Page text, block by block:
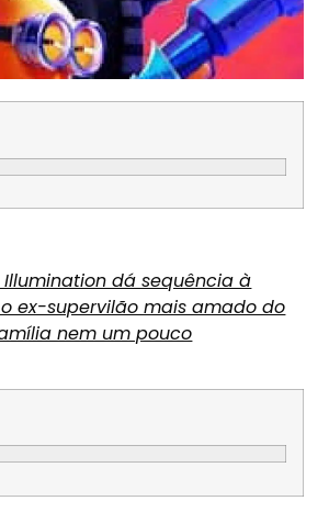
dá sequência à
ex-supervilão mais amado do
nem um pouco